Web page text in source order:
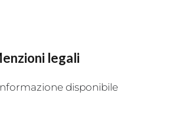
legali
disponibile